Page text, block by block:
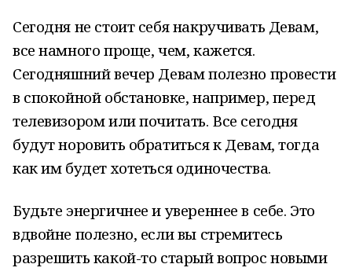
Сегодня не стоит себя накручивать Девам,
все намного проще, чем, кажется.
Сегодняшний вечер Девам полезно провести
в спокойной обстановке, например, перед
телевизором или почитать. Все сегодня
будут норовить обратиться к Девам, тогда
как им будет хотеться одиночества.
Будьте энергичнее и увереннее в себе. Это
вдвойне полезно, если вы стремитесь
разрешить какой-то старый вопрос новыми